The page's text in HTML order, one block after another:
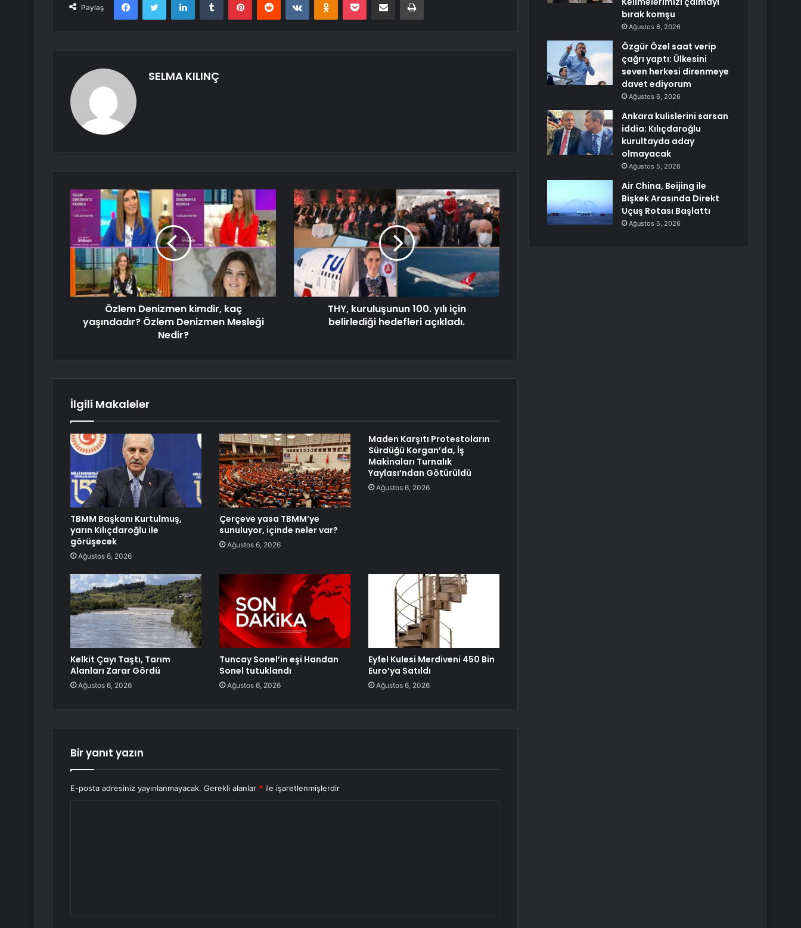
Paylaş
SELMA KILINÇ
Özlem Denizmen kimdir, kaç
yaşındadır? Özlem Denizmen Mesleği
Nedir?
THY, kuruluşunun 100. yılı için
belirlediği hedefleri açıkladı.
İlgili Makaleler
TBMM Başkanı Kurtulmuş,
yarın Kılıçdaroğlu ile
görüşecek
Ağustos 6, 2026
Çerçeve yasa TBMM’ye
sunuluyor, içinde neler var?
Ağustos 6, 2026
Maden Karşıtı Protestoların
Sürdüğü Korgan’da, İş
Makinaları Turnalık
Yaylası’ndan Götürüldü
Ağustos 6, 2026
Kelkit Çayı Taştı, Tarım
Alanları Zarar Gördü
Ağustos 6, 2026
Tuncay Sonel’in eşi Handan
Sonel tutuklandı
Ağustos 6, 2026
Eyfel Kulesi Merdiveni 450 Bin
Euro’ya Satıldı
Ağustos 6, 2026
Bir yanıt yazın
E-posta adresiniz yayınlanmayacak. Gerekli alanlar * ile işaretlenmişlerdir
bırak komşu
Ağustos 6, 2026
Özgür Özel saat verip
çağrı yaptı: Ülkesini
seven herkesi direnmeye
davet ediyorum
Ağustos 6, 2026
Ankara kulislerini sarsan
iddia: Kılıçdaroğlu
kurultayda aday
olmayacak
Ağustos 5, 2026
Air China, Beijing ile
Bişkek Arasında Direkt
Uçuş Rotası Başlattı
Ağustos 5, 2026